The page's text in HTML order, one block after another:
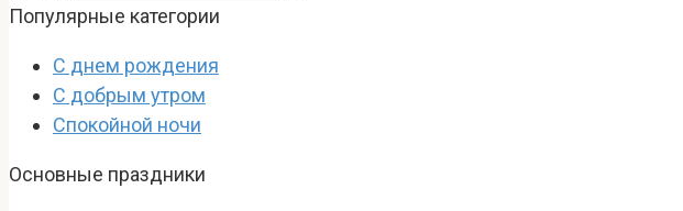
Популярные категории
С днем рождения
С добрым утром
Спокойной ночи
Основные праздники